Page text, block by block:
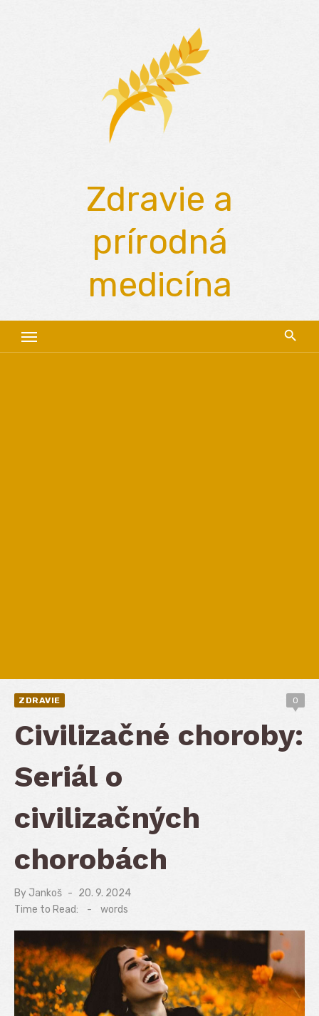
Zdravie a
prírodná
medicína
ZDRAVIE 0
Civilizačné choroby:
Seriál o
civilizačných
chorobách
By Jankoš
Posted
20. 9. 2024
Time to Read:
- words